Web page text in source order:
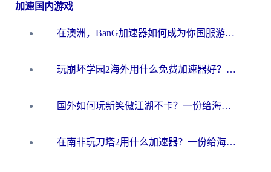
加速国内游戏
在澳洲，BanG加速器如何成为你国服游戏的“时光机”？
玩崩坏学园2海外用什么免费加速器好？2026海外党亲测国服游戏加速指南
国外如何玩新笑傲江湖不卡？一份给海外游子的终极网络指南
在南非玩刀塔2用什么加速器？一份给海外游子的终极生存指南